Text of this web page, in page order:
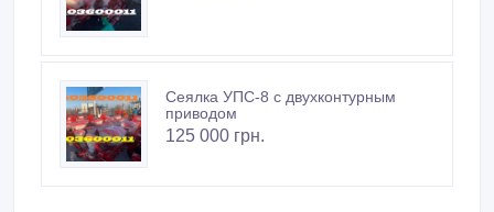
Сеялка УПС-8 с двухконтурным
приводом
125 000 грн.